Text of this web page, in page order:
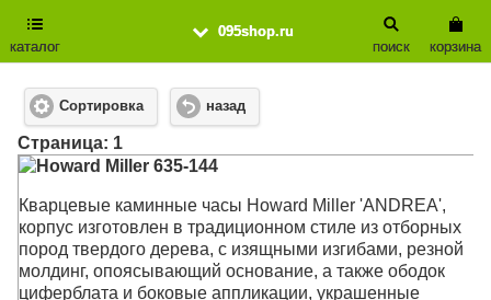
095shop.ru
каталог
корзина
поиск
Сортировка назад
Cтраница: 1
Howard Miller 635-144
Кварцевые каминные часы Howard Miller 'ANDREA',
корпус изготовлен в традиционном стиле из отборных
пород твердого дерева, с изящными изгибами, резной
молдинг, опоясывающий основание, а также ободок
циферблата и боковые аппликации, украшенные